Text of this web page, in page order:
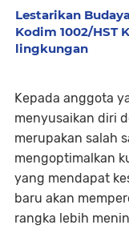
Lestarikan
Kodim 1002/HST
lingkungan
Kepada anggota
menyusaikan diri
merupakan salah
mengoptimalkan
yang mendapat
baru akan
rangka lebih